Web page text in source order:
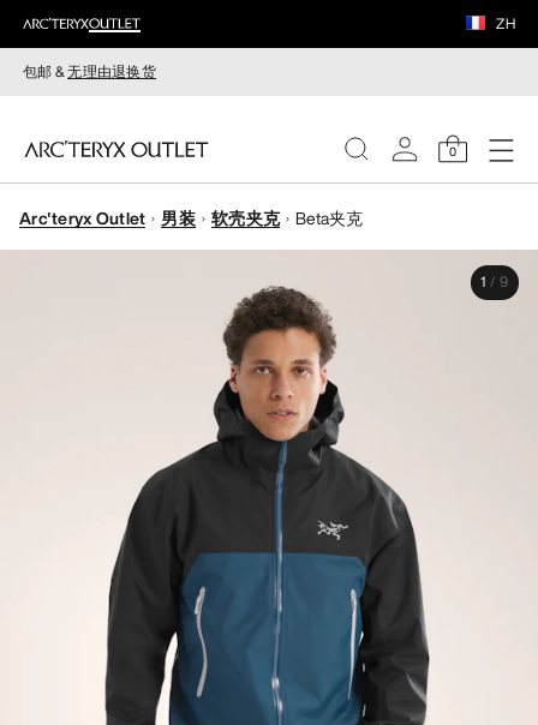
ZH
包邮 &无理由退换货
0
女装
Arc'teryx Outlet 男装 软壳夹克 Beta夹克
1 / 9